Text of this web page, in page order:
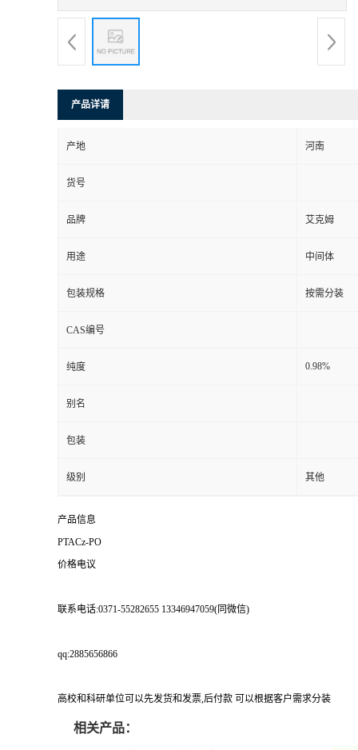
产品详请
产地 河南
货号
品牌 艾克姆
用途 中间体
包装规格 按需分装
CAS编号
纯度 0.98%
别名
包装
级别 其他
产品信息
PTACz-PO
价格电议
联系电话:0371-55282655 13346947059(同微信)
qq:2885656866
高校和科研单位可以先发货和发票,后付款 可以根据客户需求分装
相关产品：